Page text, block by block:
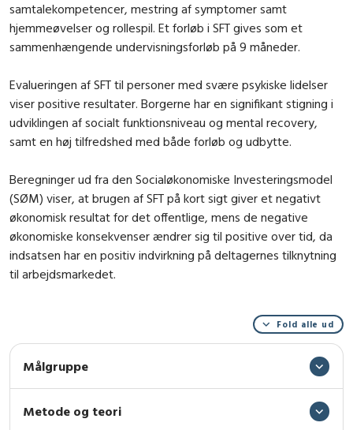
samtalekompetencer, mestring af symptomer samt
hjemmeøvelser og rollespil. Et forløb i SFT gives som et
sammenhængende undervisningsforløb på 9 måneder.
Evalueringen af SFT til personer med svære psykiske lidelser
viser positive resultater. Borgerne har en signifikant stigning i
udviklingen af socialt funktionsniveau og mental recovery,
samt en høj tilfredshed med både forløb og udbytte.
Beregninger ud fra den Socialøkonomiske Investeringsmodel
(SØM) viser, at brugen af SFT på kort sigt giver et negativt
økonomisk resultat for det offentlige, mens de negative
økonomiske konsekvenser ændrer sig til positive over tid, da
indsatsen har en positiv indvirkning på deltagernes tilknytning
til arbejdsmarkedet.
Fold alle ud
Målgruppe
Metode og teori